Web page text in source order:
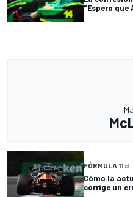
"Espero que
FÓRMULA 11 d
Cómo la
corrige un